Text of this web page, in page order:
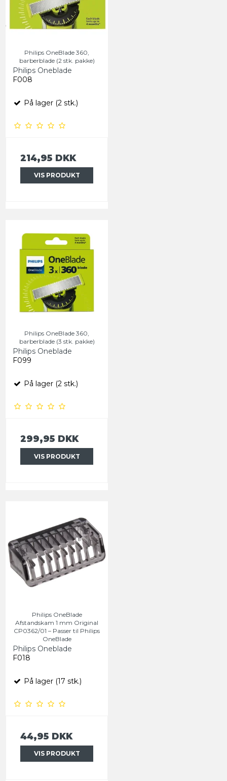
Philips OneBlade 360,
barberblade (2 stk. pakke)
Philips Oneblade
F008
På lager (2 stk.)
214,95 DKK
VIS PRODUKT
Philips OneBlade 360,
barberblade (3 stk. pakke)
Philips Oneblade
F099
På lager (2 stk.)
299,95 DKK
VIS PRODUKT
Philips OneBlade
Afstandskam 1 mm Original
CP0362/01 – Passer til Philips
OneBlade
Philips Oneblade
F018
På lager (17 stk.)
44,95 DKK
VIS PRODUKT